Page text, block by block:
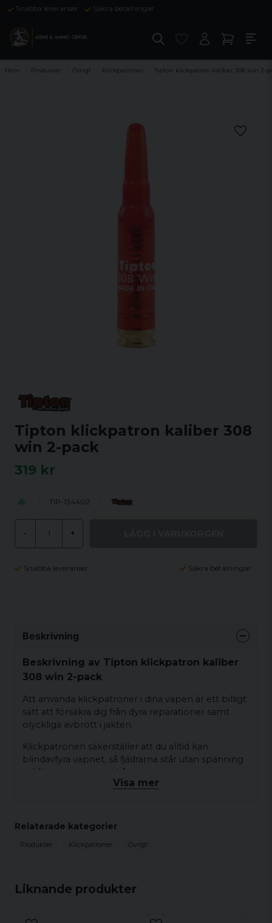
Snabba leveranser Säkra betalningar
Hem Produkter Övrigt Klickpatroner Tipton klickpatron kaliber 308 win 2-
Tipton klickpatron kaliber 308
win 2-pack
319 kr
TIP-134402
- +
Snabba leveranser Säkra betalningar
Liknande produkter
Beskrivning
Beskrivning av Tipton klickpatron kaliber
308 win 2-pack
Att använda klickpatroner i dina vapen är ett billigt
sätt att försäkra dig från dyra reparationer samt
olyckliga avbrott i jakten.
Klickpatronen säkerställer att du alltid kan
blindavfyra vapnet, så fjädrarna står utan spänning
vid förvaring i vapenskåpet
Visa mer
Relaterade kategorier
Produkter Klickpatroner Övrigt